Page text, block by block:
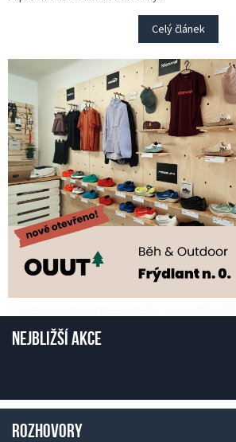
Celý článek
Nejbližší akce
Rozhovory